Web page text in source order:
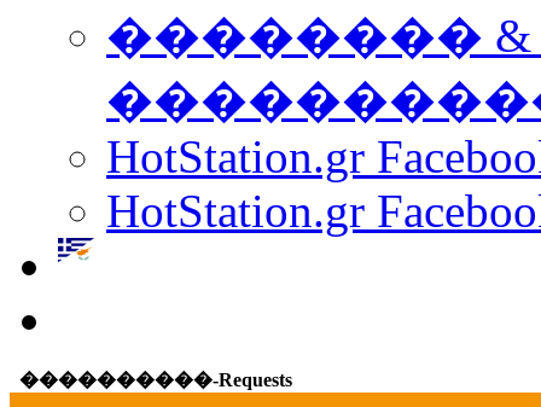
��������
HotStation.gr
HotStation.gr
����������-Requests